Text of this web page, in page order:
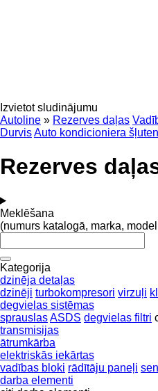
Izvietot sludinājumu
Autoline » Rezerves daļas
DurvisAuto kondicioniera
Rezerves
Meklēšana
(numurs katalogā, marka,
Kategorija
dzinēja detaļas
dzinēji turbokompresori virzuļi
degvielas sistēmas
sprauslasASDS degvielas filtri
transmisijas
ātrumkārba
elektriskās iekārtas
vadības bloki rādītāju paneļi
darba elementi